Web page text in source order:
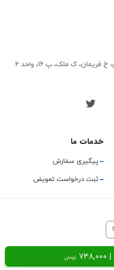
تومان
ک ملک، پ 16، واحد 2
خدمات ما
پیگیری سفارش
ثبت درخواست تعویض